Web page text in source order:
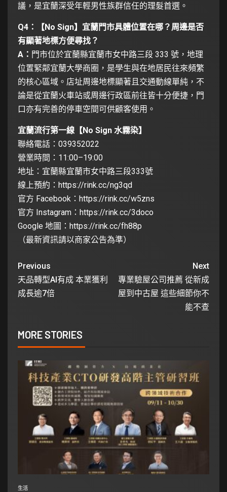
議，是宜蘭深受年輕男性族群信任的理髮首選。
Q4：【No Sign】宜蘭門市具體位置在哪？周邊是否
有顯著地標方便尋找？
A： 門市位於宜蘭縣宜蘭市女中路三段 333 號，地理
位置緊鄰宜蘭大學商圈，是學生與在地居民往來頻繁
的核心區域。店址周邊地標顯著且交通動線單純，不
論是從宜蘭火車站或周邊行政區前往皆十分便捷，門
口亦有完善的停車空間可供顧客使用。
宜蘭流行第一線【No Sign 水霧染】
聯絡電話：039352022
營業時間：11:00–19:00
地址：宜蘭縣宜蘭市女中路三段333號
線上預約： https://rink.cc/ng3qd
官方 Facebook： https://rink.cc/w5zns
官方 Instagram： https://rink.cc/3doco
Google 地圖： https://rink.cc/fh88p
（最新資訊請以商家公告為準）
Previous
天品轉型AI有成 本業獲利
成長逾7倍
Next
專業驗屋公司推薦 從新成
屋到中古屋 這些細節你不
能不查
MORE STORIES
生活